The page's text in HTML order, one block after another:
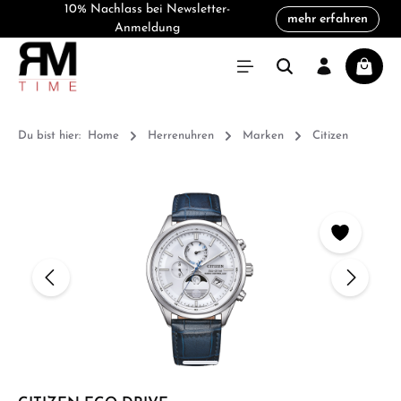
10% Nachlass bei Newsletter-
Anmeldung
mehr erfahren
Du bist hier: Home Herrenuhren Marken Citizen